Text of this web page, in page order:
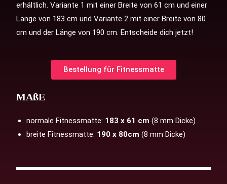
erhältlich. Variante 1 mit einer Breite von 61 cm und einer
Länge von 183 cm und Variante 2 mit einer Breite von 80
cm und der Länge von 190 cm. Entscheide dich jetzt!
Bestellung für Fitnessmatte
MAßE
normale Fitnessmatte: 183 x 61 cm (8 mm Dicke)
breite Fitnessmatte: 190 x 80cm (8 mm Dicke)